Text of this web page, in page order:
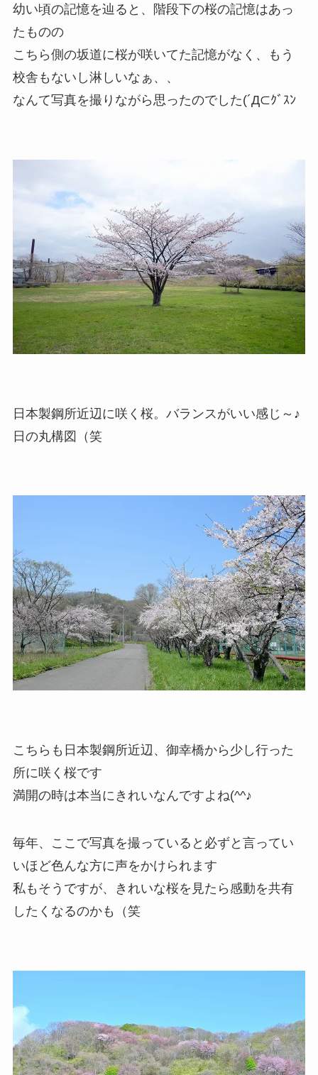
幼い頃の記憶を辿ると、階段下の桜の記憶はあっ
たものの
こちら側の坂道に桜が咲いてた記憶がなく、もう
校舎もないし淋しいなぁ、、
なんて写真を撮りながら思ったのでした(´Д⊂ｸﾞｽﾝ
日本製鋼所近辺に咲く桜。バランスがいい感じ～♪
日の丸構図（笑
こちらも日本製鋼所近辺、御幸橋から少し行った
所に咲く桜です
満開の時は本当にきれいなんですよね(^^♪
毎年、ここで写真を撮っていると必ずと言ってい
いほど色んな方に声をかけられます
私もそうですが、きれいな桜を見たら感動を共有
したくなるのかも（笑